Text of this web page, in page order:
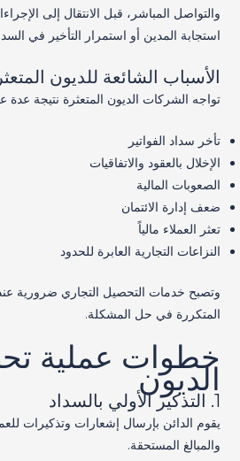
والتواصل المباشر، قبل الانتقال إلى
استجابة المدين أو استمرار التأخير في
الأسباب الشائعة للديون
تواجه الشركات الديون المتعثرة نتيجة عدة
تأخر سداد الفواتير
الإخلال بالعقود والاتفاقيات
الصعوبات المالية
ضعف إدارة الائتمان
تعثر العملاء مالياً
النزاعات التجارية العابرة للحدود
وتصبح خدمات التحصيل التجاري ضرورية
المتكررة في حل المشكلة.
خطوات عملية
الديون
1. التذكير الأولي بالسداد
يقوم الدائن بإرسال إشعارات وتذكيرات
والمبالغ المستحقة.